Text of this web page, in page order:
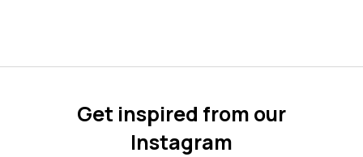
Get inspired from our
Instagram